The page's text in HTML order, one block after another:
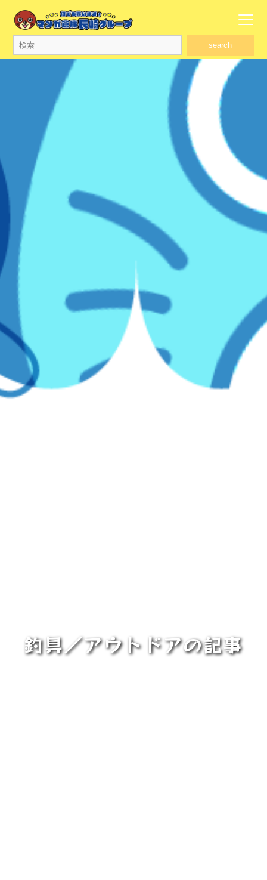
search
釣具／アウトドアの記事